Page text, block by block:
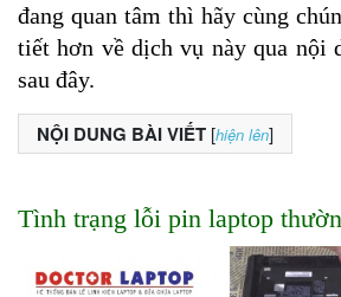
đang quan tâm thì hãy cùng
tiết hơn về dịch vụ này qua nội
sau đây.
NỘI DUNG BÀI VIẾT [hiện lên]
Tình trạng lỗi pin laptop